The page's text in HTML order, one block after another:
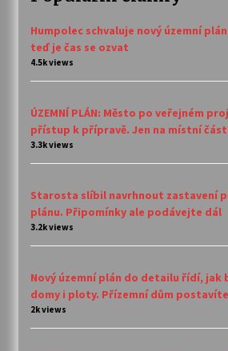
Humpolec schvaluje nový územní
teď je čas se ozvat
4.5k views
ÚZEMNÍ PLÁN: Město po veřejném
přístup k přípravě. Jen na místní
3.3k views
Starosta slíbil navrhnout zastavení
plánu. Připomínky ale podávejte dál
3.2k views
Nový územní plán do detailu řídí, jak
domy i ploty. Přízemní dům postavíte
2k views